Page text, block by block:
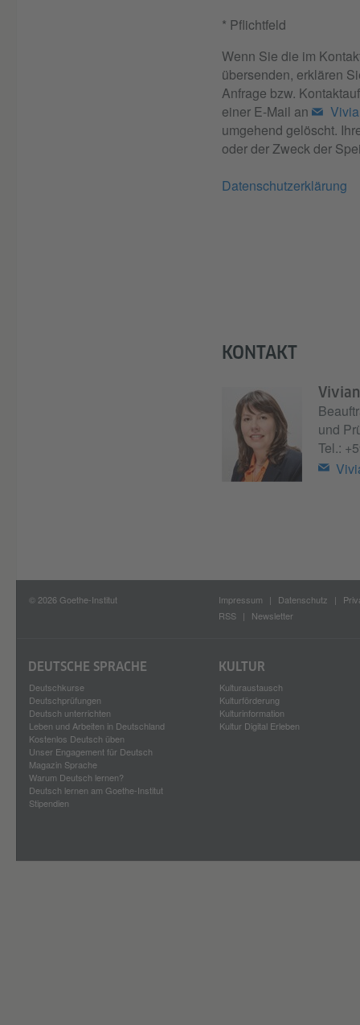
* Pflichtfeld
Wenn Sie die im
übersenden, erklären
Anfrage bzw.
einer E-Mail an
umgehend gelöscht.
oder der Zweck der
Datenschutzerklärung
KONTAKT
und
Tel.:
© 2026 Goethe-Institut Impressum Datenschutz
RSS
Newsletter
DEUTSCHE SPRACHE
Deutschkurse
Deutschprüfungen
Deutsch unterrichten
Leben und Arbeiten in Deutschland
Kostenlos Deutsch üben
Unser Engagement für Deutsch
Magazin Sprache
Warum Deutsch lernen?
Deutsch lernen am Goethe-Institut
Stipendien
KULTUR
Kulturaustausch
Kulturförderung
Kulturinformation
Kultur Digital Erleben